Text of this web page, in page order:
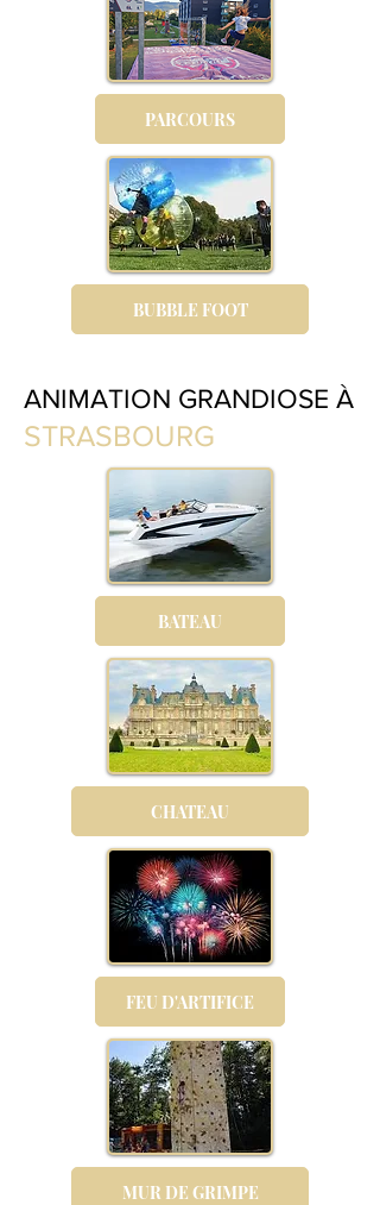
PARCOURS
BUBBLE FOOT
ANIMATION GRANDIOSE À
STRASBOURG
BATEAU
CHATEAU
FEU D'ARTIFICE
MUR DE GRIMPE